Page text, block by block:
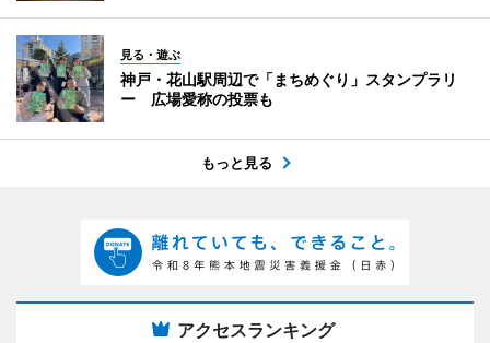
見る・遊ぶ
神戸・花山駅周辺で「まちめぐり」スタンプラリ
ー 広場愛称の投票も
もっと見る
アクセスランキング